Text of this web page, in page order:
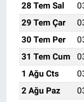
28 Tem Sal
29 Tem Çar
30 Tem Per
31 Tem Cum
1 Ağu Cts
2 Ağu Paz